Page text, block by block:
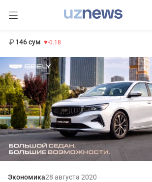
146 сум -0.18
Экономика28 августа 2020